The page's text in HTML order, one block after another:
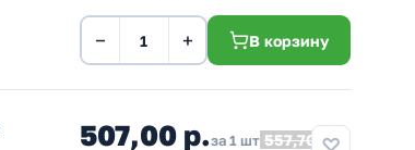
− + В корзину
507,00 р.за 1 шт 557,70